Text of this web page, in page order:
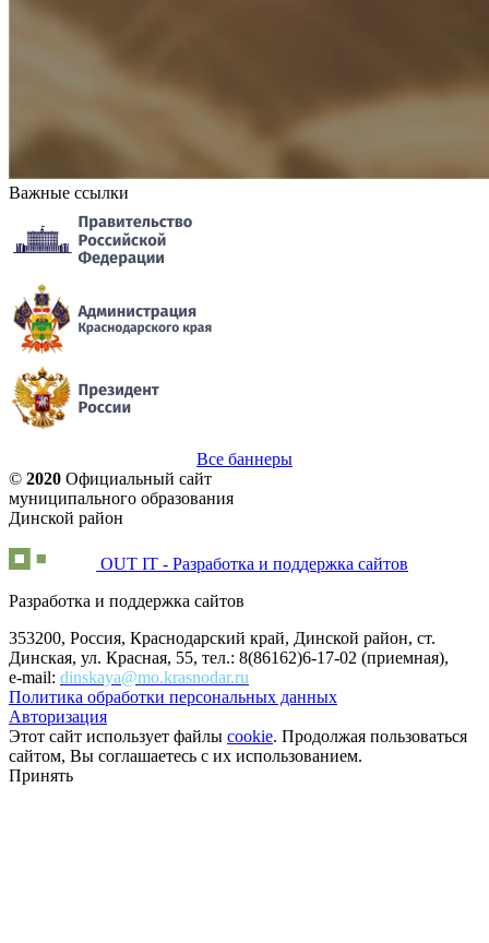
Важные ссылки
Все баннеры
© 2020 Официальный сайт
муниципального образования
Динской район
OUT IT - Разработка и поддержка сайтов
Разработка и поддержка сайтов
353200, Россия, Краснодарский край, Динской район, ст.
Динская, ул. Красная, 55, тел.: 8(86162)6-17-02 (приемная),
e-mail: dinskaya@mo.krasnodar.ru
Политика обработки персональных данных
Авторизация
Этот сайт использует файлы cookie. Продолжая пользоваться
сайтом, Вы соглашаетесь с их использованием.
Принять